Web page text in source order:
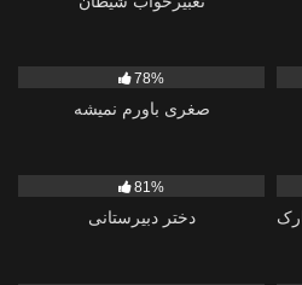
78%
صغری باورم نمیشه
81%
دختر دبیرستانی